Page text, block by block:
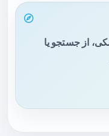
از جستجو یا